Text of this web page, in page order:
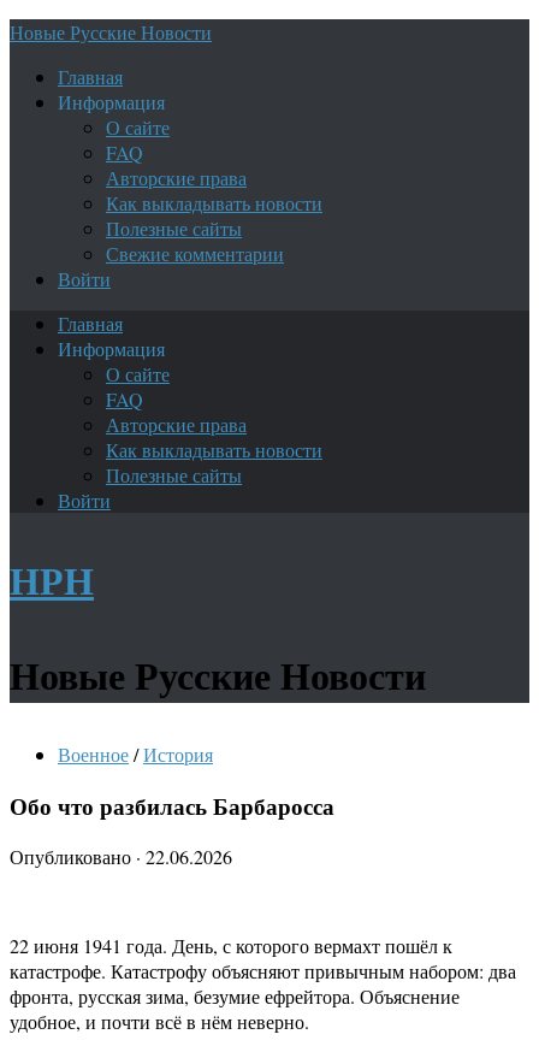
Новые Русские Новости
Главная
Информация
О сайте
FAQ
Авторские права
Как выкладывать новости
Полезные сайты
Свежие комментарии
Войти
Главная
Информация
О сайте
FAQ
Авторские права
Как выкладывать новости
Полезные сайты
Войти
НРН
Новые Русские Новости
Военное/История
Обо что разбилась Барбаросса
Опубликовано · 22.06.2026
22 июня 1941 года. День, с которого вермахт пошёл к
катастрофе. Катастрофу объясняют привычным набором: два
фронта, русская зима, безумие ефрейтора. Объяснение
удобное, и почти всё в нём неверно.